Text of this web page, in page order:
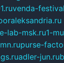
venda-
lab-msk.ru1-
purse-
adler-jun.ru